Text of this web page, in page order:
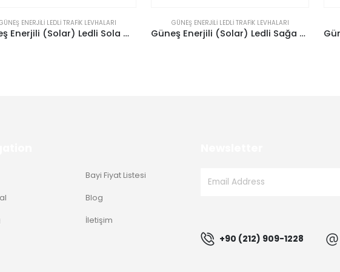
ENERJILI LEDLI TRAFIK LEVHALARI
Güneş Enerjili (Solar) Ledli Sola Mecburi Yön Sarı Zemin Levhası 100×100 cm
GÜNEŞ ENERJILI LEDLI TRAFIK LEVHALARI
Güneş Enerjili (Solar) Ledli Sağa Mecburi Yön 60×60 cm
Bayi Fiyat Listesi
Blog
İletişim
+90 (212) 909-1228